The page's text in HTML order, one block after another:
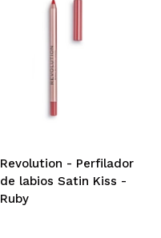
Revolution - Perfilador
de labios Satin Kiss -
Ruby